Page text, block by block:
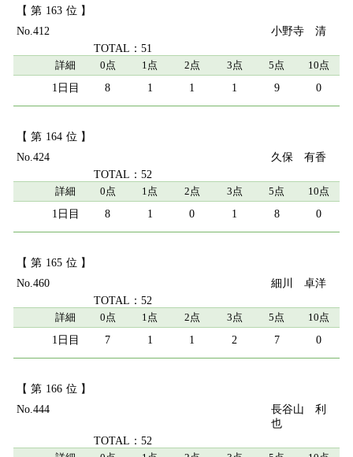
163
412
小野寺 清
詳細 0点 1点 2点 3点 5点 10点
8 1 1 1 9 0
51
164
424
久保 有香
詳細 0点 1点 2点 3点 5点 10点
8 1 0 1 8 0
52
165
460
細川 卓洋
詳細 0点 1点 2点 3点 5点 10点
7 1 1 2 7 0
52
166
444
長谷山 利
也
52